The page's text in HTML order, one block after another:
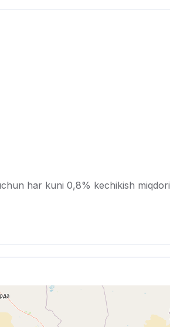
har kuni 0,8% kechikish miqdori